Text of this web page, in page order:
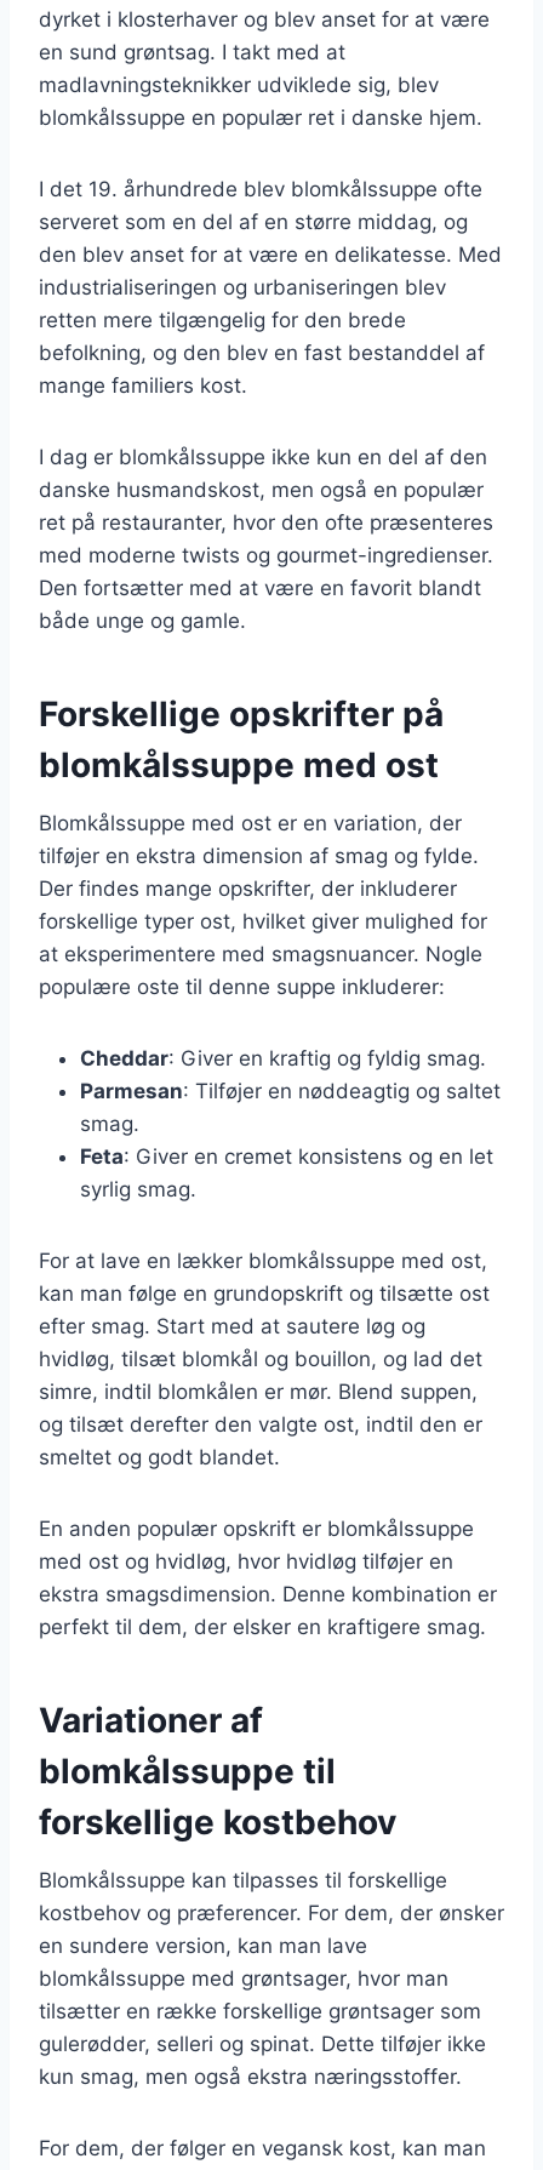
dyrket i klosterhaver og blev anset for at være
en sund grøntsag. I takt med at
madlavningsteknikker udviklede sig, blev
blomkålssuppe en populær ret i danske hjem.
I det 19. århundrede blev blomkålssuppe ofte
serveret som en del af en større middag, og
den blev anset for at være en delikatesse. Med
industrialiseringen og urbaniseringen blev
retten mere tilgængelig for den brede
befolkning, og den blev en fast bestanddel af
mange familiers kost.
I dag er blomkålssuppe ikke kun en del af den
danske husmandskost, men også en populær
ret på restauranter, hvor den ofte præsenteres
med moderne twists og gourmet-ingredienser.
Den fortsætter med at være en favorit blandt
både unge og gamle.
Forskellige opskrifter på
blomkålssuppe med ost
Blomkålssuppe med ost er en variation, der
tilføjer en ekstra dimension af smag og fylde.
Der findes mange opskrifter, der inkluderer
forskellige typer ost, hvilket giver mulighed for
at eksperimentere med smagsnuancer. Nogle
populære oste til denne suppe inkluderer:
Cheddar: Giver en kraftig og fyldig smag.
Parmesan: Tilføjer en nøddeagtig og saltet
smag.
Feta: Giver en cremet konsistens og en let
syrlig smag.
For at lave en lækker blomkålssuppe med ost,
kan man følge en grundopskrift og tilsætte ost
efter smag. Start med at sautere løg og
hvidløg, tilsæt blomkål og bouillon, og lad det
simre, indtil blomkålen er mør. Blend suppen,
og tilsæt derefter den valgte ost, indtil den er
smeltet og godt blandet.
En anden populær opskrift er blomkålssuppe
med ost og hvidløg, hvor hvidløg tilføjer en
ekstra smagsdimension. Denne kombination er
perfekt til dem, der elsker en kraftigere smag.
Variationer af
blomkålssuppe til
forskellige kostbehov
Blomkålssuppe kan tilpasses til forskellige
kostbehov og præferencer. For dem, der ønsker
en sundere version, kan man lave
blomkålssuppe med grøntsager, hvor man
tilsætter en række forskellige grøntsager som
gulerødder, selleri og spinat. Dette tilføjer ikke
kun smag, men også ekstra næringsstoffer.
For dem, der følger en vegansk kost, kan man